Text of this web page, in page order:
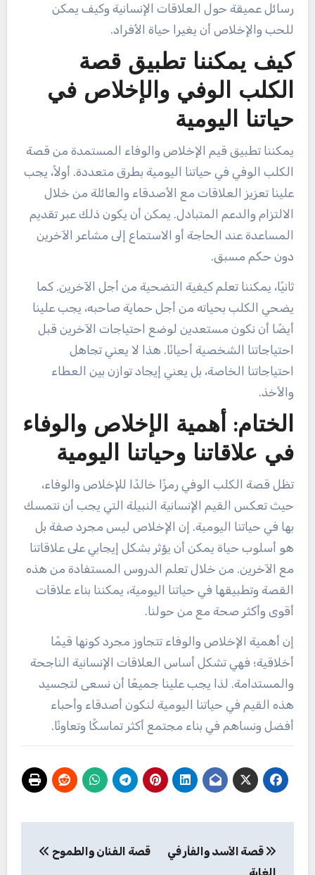
رسائل عميقة حول العلاقات الإنسانية وكيف يمكن
للحب والإخلاص أن يغيرا حياة الأفراد.
كيف يمكننا تطبيق قصة
الكلب الوفي والإخلاص في
حياتنا اليومية
يمكننا تطبيق قيم الإخلاص والوفاء المستمدة من قصة
الكلب الوفي في حياتنا اليومية بطرق متعددة. أولاً، يجب
علينا تعزيز العلاقات مع الأصدقاء والعائلة من خلال
الالتزام والدعم المتبادل. يمكن أن يكون ذلك عبر تقديم
المساعدة عند الحاجة أو الاستماع إلى مشاعر الآخرين
دون حكم مسبق.
ثانيًا، يمكننا تعلم كيفية التضحية من أجل الآخرين. كما
يضحي الكلب بحياته من أجل حماية صاحبه، يجب علينا
أيضًا أن نكون مستعدين لوضع احتياجات الآخرين قبل
احتياجاتنا الشخصية أحيانًا. هذا لا يعني تجاهل
احتياجاتنا الخاصة، بل يعني إيجاد توازن بين العطاء
والأخذ.
الختام: أهمية الإخلاص والوفاء
في علاقاتنا وحياتنا اليومية
تظل قصة الكلب الوفي رمزًا خالدًا للإخلاص والوفاء،
حيث تعكس القيم الإنسانية النبيلة التي يجب أن نتمسك
بها في حياتنا اليومية. إن الإخلاص ليس مجرد صفة بل
هو أسلوب حياة يمكن أن يؤثر بشكل إيجابي على علاقاتنا
مع الآخرين. من خلال تعلم الدروس المستفادة من هذه
القصة وتطبيقها في حياتنا اليومية، يمكننا بناء علاقات
أقوى وأكثر صحة مع من حولنا.
إن أهمية الإخلاص والوفاء تتجاوز مجرد كونها قيمًا
أخلاقية؛ فهي تشكل أساس العلاقات الإنسانية الناجحة
والمستدامة. لذا يجب علينا جميعًا أن نسعى لتجسيد
هذه القيم في حياتنا اليومية لنكون أصدقاء وأحباء
أفضل ونساهم في بناء مجتمع أكثر تماسكًا وتعاونًا.
المقالات
قصة الأسد والفأر في
قصة الفنان والطموح